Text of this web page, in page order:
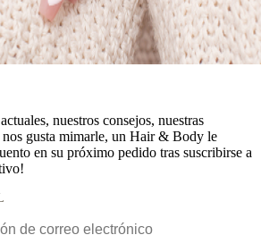
nuestros consejos, nuestras
gusta mimarle, un Hair & Body le
en su próximo pedido tras suscribirse a